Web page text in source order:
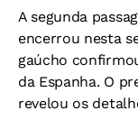
A segunda
encerrou nesta
gaúcho
da Espanha. O
revelou os